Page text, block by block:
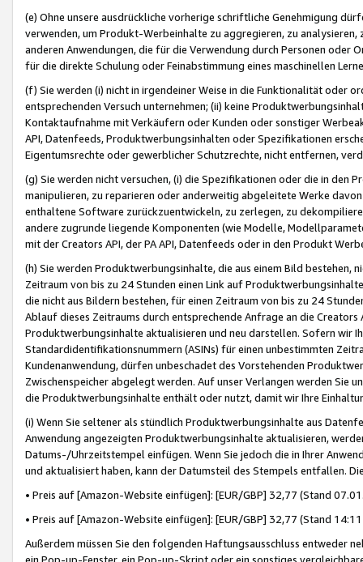
(e) Ohne unsere ausdrückliche vorherige schriftliche Genehmigung
verwenden, um Produkt-Werbeinhalte zu aggregieren, zu
anderen Anwendungen, die für die Verwendung durch Personen
für die direkte Schulung oder Feinabstimmung eines maschinellen
(f) Sie werden (i) nicht in irgendeiner Weise in die Funktionalität oder
entsprechenden Versuch unternehmen; (ii) keine
Kontaktaufnahme mit Verkäufern oder Kunden oder sonstiger
API, Datenfeeds, Produktwerbungsinhalten oder Spezifikationen
Eigentumsrechte oder gewerblicher Schutzrechte, nicht entfernen,
(g) Sie werden nicht versuchen, (i) die Spezifikationen oder die in
manipulieren, zu reparieren oder anderweitig abgeleitete Werke
enthaltene Software zurückzuentwickeln, zu zerlegen, zu
andere zugrunde liegende Komponenten (wie Modelle,
mit der Creators API, der PA API, Datenfeeds oder in den Produkt
(h) Sie werden Produktwerbungsinhalte, die aus einem Bild bestehen,
Zeitraum von bis zu 24 Stunden einen Link auf
die nicht aus Bildern bestehen, für einen Zeitraum von bis zu 24
Ablauf dieses Zeitraums durch entsprechende Anfrage an die
Produktwerbungsinhalte aktualisieren und neu darstellen. Sofern wir
Standardidentifikationsnummern (ASINs) für einen unbestimmten
Kundenanwendung, dürfen unbeschadet des Vorstehenden
Zwischenspeicher abgelegt werden. Auf unser Verlangen werden Sie
die Produktwerbungsinhalte enthält oder nutzt, damit wir Ihre
(i) Wenn Sie seltener als stündlich Produktwerbungsinhalte aus
Anwendung angezeigten Produktwerbungsinhalte aktualisieren,
Datums-/Uhrzeitstempel einfügen. Wenn Sie jedoch die in Ihrer
und aktualisiert haben, kann der Datumsteil des Stempels entfallen.
• Preis auf [Amazon-Website einfügen]: [EUR/GBP] 32,77 (Stand
• Preis auf [Amazon-Website einfügen]: [EUR/GBP] 32,77 (Stand
Außerdem müssen Sie den folgenden Haftungsausschluss entweder
ein Pop-up-Fenster, ein Pop-up-Skript oder ein sonstiges